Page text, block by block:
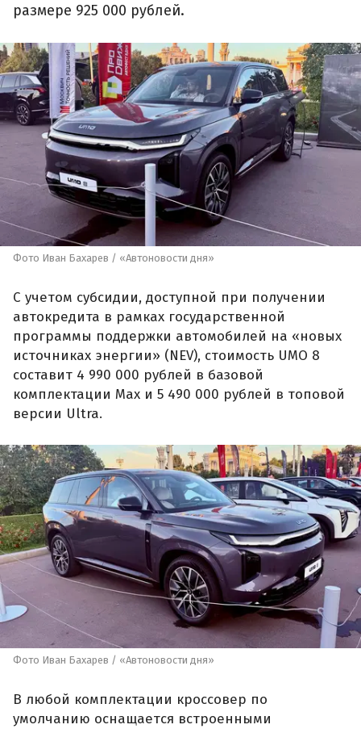
размере 925 000 рублей.
Фото Иван Бахарев / «Автоновости дня»
С учетом субсидии, доступной при получении
автокредита в рамках государственной
программы поддержки автомобилей на «новых
источниках энергии» (NEV), стоимость UMO 8
составит 4 990 000 рублей в базовой
комплектации Max и 5 490 000 рублей в топовой
версии Ultra.
Фото Иван Бахарев / «Автоновости дня»
В любой комплектации кроссовер по
умолчанию оснащается встроенными